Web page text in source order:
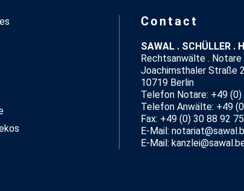
Contact
SAWAL . SCHÜLLER .
Rechtsanwälte . Notare
Joachimsthaler Straße
10719 Berlin
Telefon Notare: +49
Telefon Anwälte: +49
Fax: +49 (0) 30 88 92
E-Mail:
E-Mail: